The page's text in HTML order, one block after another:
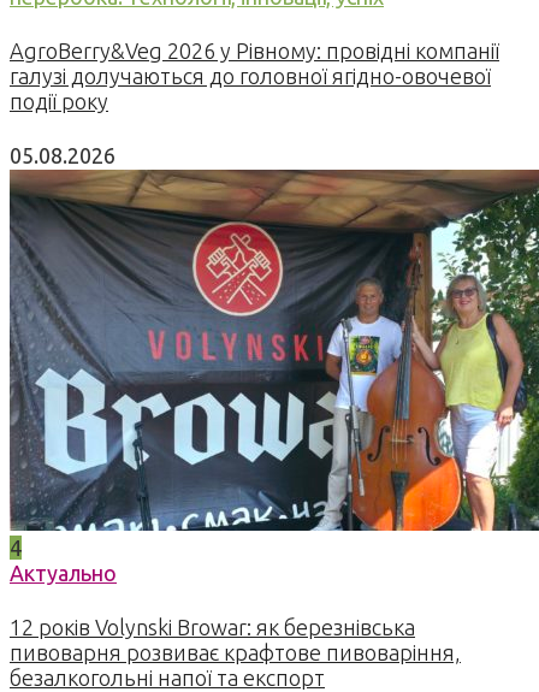
AgroBerry&Veg 2026 у Рівному: провідні компанії
галузі долучаються до головної ягідно-овочевої
події року
05.08.2026
4
Актуально
12 років Volynski Browar: як березнівська
пивоварня розвиває крафтове пивоваріння,
безалкогольні напої та експорт